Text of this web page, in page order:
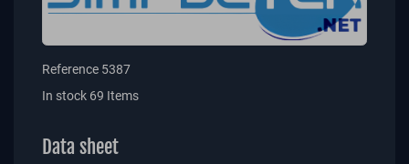
Reference 5387
In stock 69 Items
Data sheet